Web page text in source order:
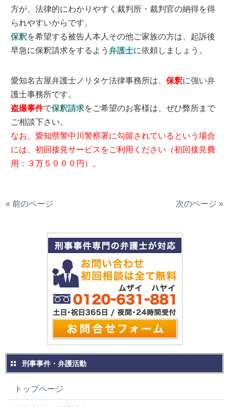
方が、法律的にわかりやすく裁判所・裁判官の納得を得
られやすいからです。
保釈を希望する被告人本人その他ご家族の方は、起訴後
早急に保釈請求をするよう弁護士に依頼しましょう。
愛知名古屋弁護士ノリタケ法律事務所は、保釈に強い弁
護士事務所です。
盗撮事件で保釈請求をご希望のお客様は、ぜひ弊所まで
ご相談下さい。
なお、愛知県警中川警察署に勾留されているという場合
には、初回接見サービスをご利用ください（初回接見費
用：３万５０００円）。
« 前のページ 次のページ »
刑事事件・弁護活動
トップページ